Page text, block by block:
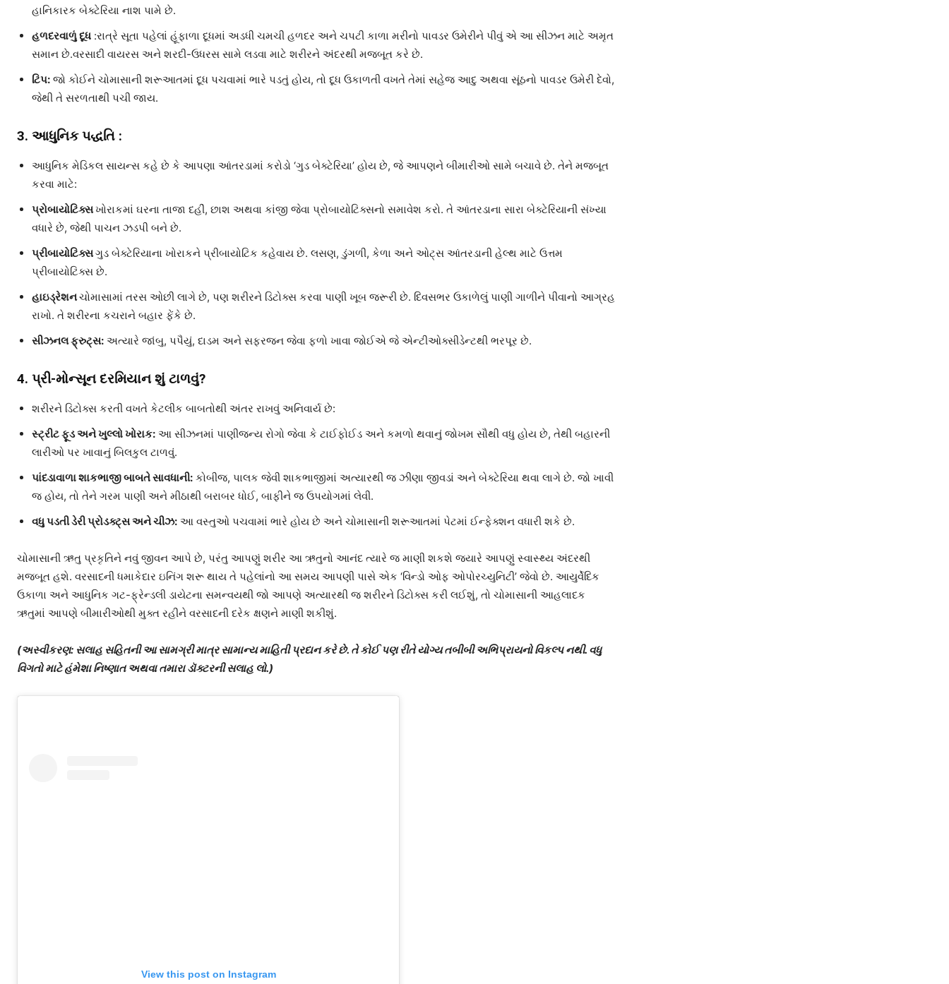
હાનિકારક બેક્ટેરિયા નાશ પામે છે.
હળદરવાળું દૂધ :રાત્રે સૂતા પહેલાં હૂંફાળા દૂધમાં અડધી ચમચી હળદર અને ચપટી કાળા મરીનો પાવડર ઉમેરીને પીવું એ આ સીઝન માટે અમૃત
સમાન છે.વરસાદી વાયરસ અને શરદી-ઉધરસ સામે લડવા માટે શરીરને અંદરથી મજબૂત કરે છે.
ટિપ: જો કોઈને ચોમાસાની શરૂઆતમાં દૂધ પચવામાં ભારે પડતું હોય, તો દૂધ ઉકાળતી વખતે તેમાં સહેજ આદુ અથવા સૂંઠનો પાવડર ઉમેરી દેવો,
જેથી તે સરળતાથી પચી જાય.
3. આધુનિક પદ્ધતિ :
આધુનિક મેડિકલ સાયન્સ કહે છે કે આપણા આંતરડામાં કરોડો ‘ગુડ બેક્ટેરિયા’ હોય છે, જે આપણને બીમારીઓ સામે બચાવે છે. તેને મજબૂત
કરવા માટે:
પ્રોબાયોટિક્સખોરાકમાં ઘરના તાજા દહીં, છાશ અથવા કાંજી જેવા પ્રોબાયોટિક્સનો સમાવેશ કરો. તે આંતરડાના સારા બેક્ટેરિયાની સંખ્યા
વધારે છે, જેથી પાચન ઝડપી બને છે.
પ્રીબાયોટિક્સગુડ બેક્ટેરિયાના ખોરાકને પ્રીબાયોટિક કહેવાય છે. લસણ, ડુંગળી, કેળા અને ઓટ્સ આંતરડાની હેલ્થ માટે ઉત્તમ
પ્રીબાયોટિક્સ છે.
હાઇડ્રેશનચોમાસામાં તરસ ઓછી લાગે છે, પણ શરીરને ડિટોક્સ કરવા પાણી ખૂબ જરૂરી છે. દિવસભર ઉકાળેલું પાણી ગાળીને પીવાનો આગ્રહ
રાખો. તે શરીરના કચરાને બહાર ફેંકે છે.
સીઝનલ ફ્રુટ્સ: અત્યારે જાંબુ, પપૈયું, દાડમ અને સફરજન જેવા ફળો ખાવા જોઈએ જે એન્ટીઓક્સીડેન્ટથી ભરપૂર છે.
4. પ્રી-મોન્સૂન દરમિયાન શું ટાળવું?
શરીરને ડિટોક્સ કરતી વખતે કેટલીક બાબતોથી અંતર રાખવું અનિવાર્ય છે:
સ્ટ્રીટ ફૂડ અને ખુલ્લો ખોરાક: આ સીઝનમાં પાણીજન્ય રોગો જેવા કે ટાઈફોઈડ અને કમળો થવાનું જોખમ સૌથી વધુ હોય છે, તેથી બહારની
લારીઓ પર ખાવાનું બિલકુલ ટાળવું.
પાંદડાવાળા શાકભાજી બાબતે સાવધાની: કોબીજ, પાલક જેવી શાકભાજીમાં અત્યારથી જ ઝીણા જીવડાં અને બેક્ટેરિયા થવા લાગે છે. જો ખાવી
જ હોય, તો તેને ગરમ પાણી અને મીઠાથી બરાબર ધોઈ, બાફીને જ ઉપયોગમાં લેવી.
વધુ પડતી ડેરી પ્રોડક્ટ્સ અને ચીઝ: આ વસ્તુઓ પચવામાં ભારે હોય છે અને ચોમાસાની શરૂઆતમાં પેટમાં ઈન્ફેક્શન વધારી શકે છે.
ચોમાસાની ઋતુ પ્રકૃતિને નવું જીવન આપે છે, પરંતુ આપણું શરીર આ ઋતુનો આનંદ ત્યારે જ માણી શકશે જ્યારે આપણું સ્વાસ્થ્ય અંદરથી
મજબૂત હશે. વરસાદની ધમાકેદાર ઇનિંગ શરૂ થાય તે પહેલાંનો આ સમય આપણી પાસે એક ‘વિન્ડો ઓફ ઓપોરચ્યુનિટી’ જેવો છે. આયુર્વેદિક
ઉકાળા અને આધુનિક ગટ-ફ્રેન્ડલી ડાયેટના સમન્વયથી જો આપણે અત્યારથી જ શરીરને ડિટોક્સ કરી લઈશું, તો ચોમાસાની આહલાદક
ઋતુમાં આપણે બીમારીઓથી મુક્ત રહીને વરસાદની દરેક ક્ષણને માણી શકીશું.
(અસ્વીકરણ: સલાહ સહિતની આ સામગ્રી માત્ર સામાન્ય માહિતી પ્રદાન કરે છે. તે કોઈ પણ રીતે યોગ્ય તબીબી અભિપ્રાયનો વિકલ્પ નથી. વધુ
વિગતો માટે હંમેશા નિષ્ણાત અથવા તમારા ડૉક્ટરની સલાહ લો.)
View this post on Instagram